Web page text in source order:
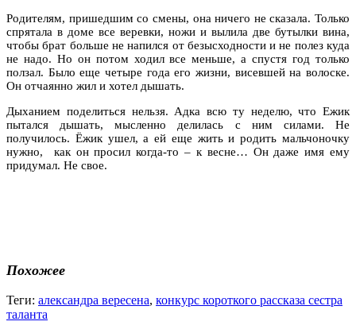
Родителям, пришедшим со смены, она ничего не сказала. Только
спрятала в доме все веревки, ножи и вылила две бутылки вина,
чтобы брат больше не напился от безысходности и не полез куда
не надо. Но он потом ходил все меньше, а спустя год только
ползал. Было еще четыре года его жизни, висевшей на волоске.
Он отчаянно жил и хотел дышать.
Дыханием поделиться нельзя. Адка всю ту неделю, что Ежик
пытался дышать, мысленно делилась с ним силами. Не
получилось. Ёжик ушел, а ей еще жить и родить мальчоночку
нужно, как он просил когда-то – к весне… Он даже имя ему
придумал. Не свое.
Похожее
Теги: александра вересена, конкурс короткого рассказа сестра
таланта